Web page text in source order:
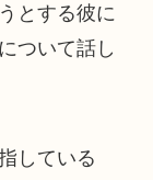
とする彼に
ついて話し
している